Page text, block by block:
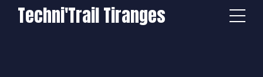
Techni'Trail Tiranges